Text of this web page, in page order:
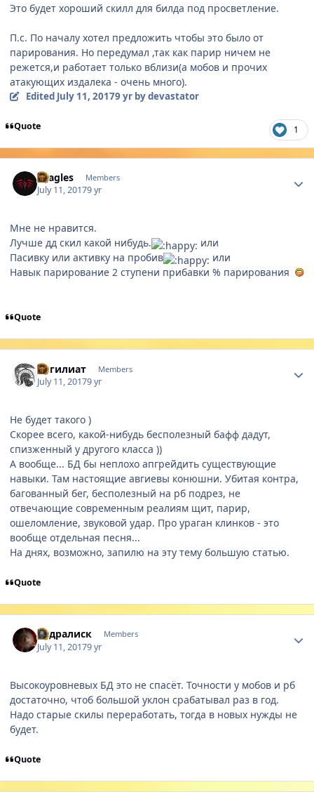
Это будет хороший скилл для билда под просветление.
П.с. По началу хотел предложить чтобы это было от
парирования. Но передумал ,так как парир ничем не
режется,и работает только вблизи(а мобов и прочих
атакующих издалека - очень много).
Edited July 11, 20179 yrby devastator
Quote 1
Dragles Members
July 11, 20179 yr
Мне не нравится.
Лучше дд скил какой нибудь.
или
Пасивку или активку на пробив
или
Навык парирование 2 ступени прибавки % парирования
Quote
Осгилиат Members
July 11, 20179 yr
Не будет такого )
Скорее всего, какой-нибудь бесполезный бафф дадут,
спизженный у другого класса ))
А вообще... БД бы неплохо апгрейдить существующие
навыки. Там настоящие авгиевы конюшни. Убитая контра,
багованный бег, бесполезный на рб подрез, не
отвечающие современным реалиям щит, парир,
ошеломление, звуковой удар. Про ураган клинков - это
вообще отдельная песня...
На днях, возможно, запилю на эту тему большую статью.
Quote
Гидралиск Members
July 11, 20179 yr
Высокоуровневых БД это не спасёт. Точности у мобов и рб
достаточно, чтоб большой уклон срабатывал раз в год.
Надо старые скилы переработать, тогда в новых нужды не
будет.
Quote